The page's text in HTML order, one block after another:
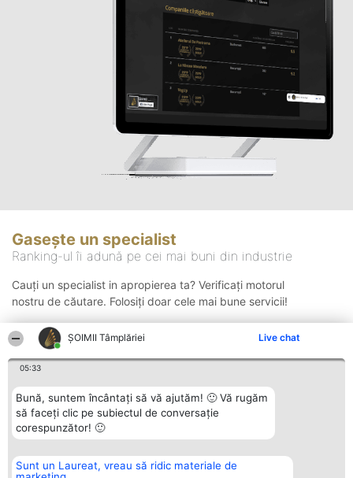
ȘOIMII Tâmplăriei Live chat
05:33
Bună, suntem încântați să vă ajutăm! 🙂 Vă rugăm
să faceți clic pe subiectul de conversație
corespunzător! 🙂
Sunt un Laureat, vreau să ridic materiale de
Gasește un specialist
Ranking-ul îi adună pe cei mai buni din industrie
Cauți un specialist in apropierea ta? Verificați motorul
nostru de căutare. Folosiți doar cele mai bune servicii!
Organizator Ranking Plebiscyt Contact